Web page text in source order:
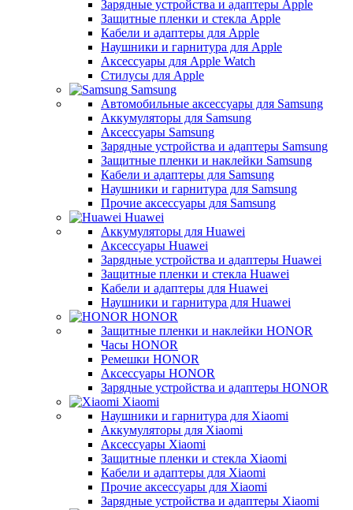
Зарядные устройства и адаптеры Apple
Защитные пленки и стекла Apple
Кабели и адаптеры для Apple
Наушники и гарнитура для Apple
Аксессуары для Apple Watch
Стилусы для Apple
Samsung
Автомобильные аксессуары для Samsung
Аккумуляторы для Samsung
Аксессуары Samsung
Зарядные устройства и адаптеры Samsung
Защитные пленки и наклейки Samsung
Кабели и адаптеры для Samsung
Наушники и гарнитура для Samsung
Прочие аксессуары для Samsung
Huawei
Аккумуляторы для Huawei
Аксессуары Huawei
Зарядные устройства и адаптеры Huawei
Защитные пленки и стекла Huawei
Кабели и адаптеры для Huawei
Наушники и гарнитура для Huawei
HONOR
Защитные пленки и наклейки HONOR
Часы HONOR
Ремешки HONOR
Аксессуары HONOR
Зарядные устройства и адаптеры HONOR
Xiaomi
Наушники и гарнитура для Xiaomi
Аккумуляторы для Xiaomi
Аксессуары Xiaomi
Защитные пленки и стекла Xiaomi
Кабели и адаптеры для Xiaomi
Прочие аксессуары для Xiaomi
Зарядные устройства и адаптеры Xiaomi